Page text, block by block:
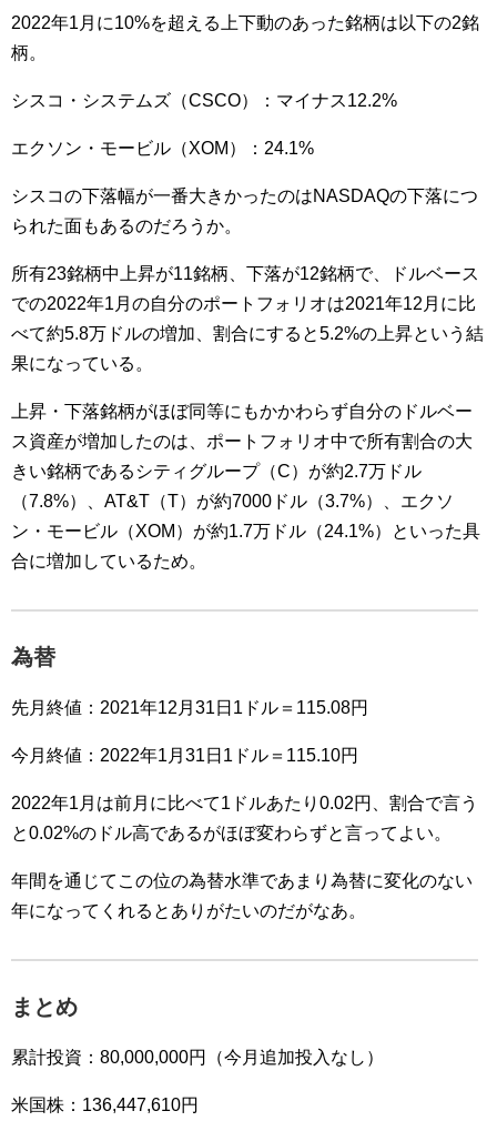
2022年1月に10%を超える上下動のあった銘柄は以下の2銘
柄。
シスコ・システムズ（CSCO）：マイナス12.2%
エクソン・モービル（XOM）：24.1%
シスコの下落幅が一番大きかったのはNASDAQの下落につ
られた面もあるのだろうか。
所有23銘柄中上昇が11銘柄、下落が12銘柄で、ドルベース
での2022年1月の自分のポートフォリオは2021年12月に比
べて約5.8万ドルの増加、割合にすると5.2%の上昇という結
果になっている。
上昇・下落銘柄がほぼ同等にもかかわらず自分のドルベー
ス資産が増加したのは、ポートフォリオ中で所有割合の大
きい銘柄であるシティグループ（C）が約2.7万ドル
（7.8%）、AT&T（T）が約7000ドル（3.7%）、エクソ
ン・モービル（XOM）が約1.7万ドル（24.1%）といった具
合に増加しているため。
為替
先月終値：2021年12月31日1ドル＝115.08円
今月終値：2022年1月31日1ドル＝115.10円
2022年1月は前月に比べて1ドルあたり0.02円、割合で言う
と0.02%のドル高であるがほぼ変わらずと言ってよい。
年間を通じてこの位の為替水準であまり為替に変化のない
年になってくれるとありがたいのだがなあ。
まとめ
累計投資：80,000,000円（今月追加投入なし）
米国株：136,447,610円